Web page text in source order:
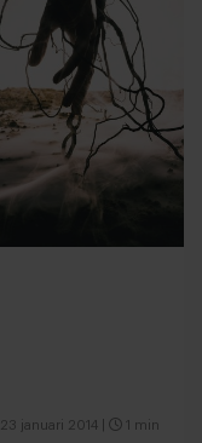
23 januari 2014 1 min